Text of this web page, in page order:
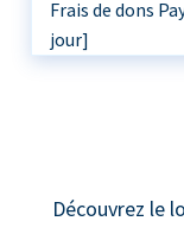
Frais de dons
jour]
Découvrez le